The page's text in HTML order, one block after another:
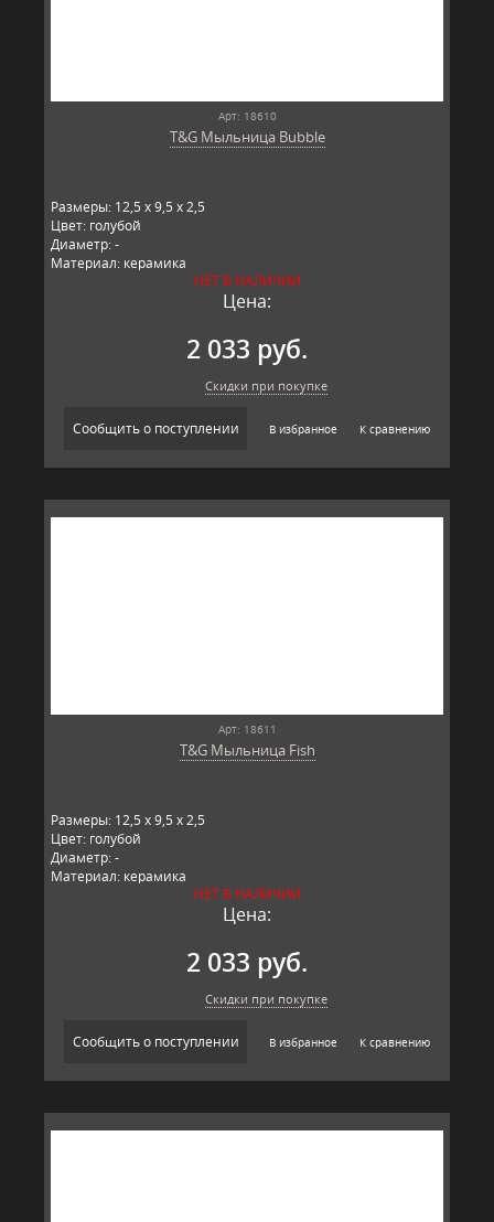
Арт: 18610
T&G Мыльница Bubble
Размеры: 12,5 x 9,5 x 2,5
Цвет: голубой
Диаметр: -
Материал: керамика
НЕТ В НАЛИЧИИ
Цена:
2 033 руб.
Скидки при покупке
Сообщить о поступлении В избранное К сравнению
Арт: 18611
T&G Мыльница Fish
Размеры: 12,5 x 9,5 x 2,5
Цвет: голубой
Диаметр: -
Материал: керамика
НЕТ В НАЛИЧИИ
Цена:
2 033 руб.
Скидки при покупке
Сообщить о поступлении В избранное К сравнению